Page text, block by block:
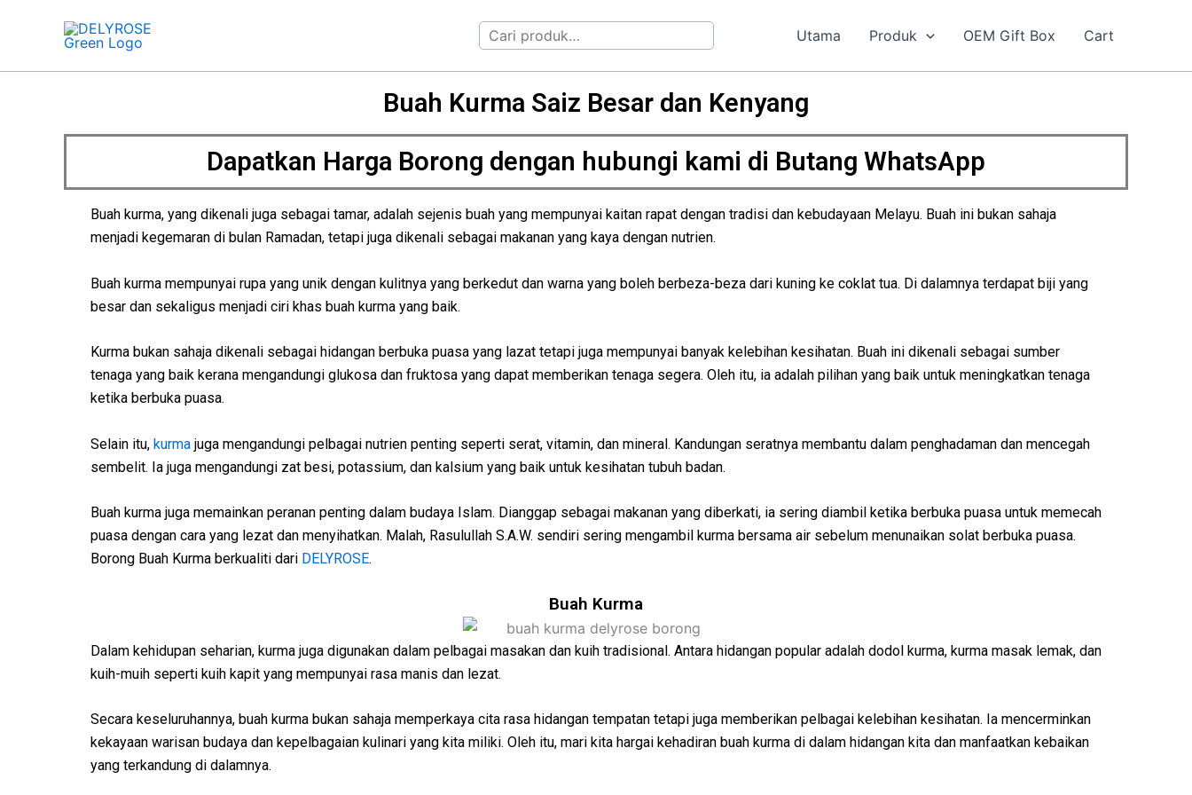
Utama
Produk OEM Gift Box Cart
Buah Kurma Saiz Besar dan Kenyang
Dapatkan Harga Borong dengan hubungi kami di Butang WhatsApp
Buah kurma, yang dikenali juga sebagai tamar, adalah sejenis buah yang mempunyai kaitan rapat dengan tradisi dan kebudayaan Melayu. Buah ini bukan sahaja
menjadi kegemaran di bulan Ramadan, tetapi juga dikenali sebagai makanan yang kaya dengan nutrien.
Buah kurma mempunyai rupa yang unik dengan kulitnya yang berkedut dan warna yang boleh berbeza-beza dari kuning ke coklat tua. Di dalamnya terdapat biji yang
besar dan sekaligus menjadi ciri khas buah kurma yang baik.
Kurma bukan sahaja dikenali sebagai hidangan berbuka puasa yang lazat tetapi juga mempunyai banyak kelebihan kesihatan. Buah ini dikenali sebagai sumber
tenaga yang baik kerana mengandungi glukosa dan fruktosa yang dapat memberikan tenaga segera. Oleh itu, ia adalah pilihan yang baik untuk meningkatkan tenaga
ketika berbuka puasa.
Selain itu, kurma juga mengandungi pelbagai nutrien penting seperti serat, vitamin, dan mineral. Kandungan seratnya membantu dalam penghadaman dan mencegah
sembelit. Ia juga mengandungi zat besi, potassium, dan kalsium yang baik untuk kesihatan tubuh badan.
Buah kurma juga memainkan peranan penting dalam budaya Islam. Dianggap sebagai makanan yang diberkati, ia sering diambil ketika berbuka puasa untuk memecah
puasa dengan cara yang lezat dan menyihatkan. Malah, Rasulullah S.A.W. sendiri sering mengambil kurma bersama air sebelum menunaikan solat berbuka puasa.
Borong Buah Kurma berkualiti dari DELYROSE.
Buah Kurma
Dalam kehidupan seharian, kurma juga digunakan dalam pelbagai masakan dan kuih tradisional. Antara hidangan popular adalah dodol kurma, kurma masak lemak, dan
kuih-muih seperti kuih kapit yang mempunyai rasa manis dan lezat.
Secara keseluruhannya, buah kurma bukan sahaja memperkaya cita rasa hidangan tempatan tetapi juga memberikan pelbagai kelebihan kesihatan. Ia mencerminkan
kekayaan warisan budaya dan kepelbagaian kulinari yang kita miliki. Oleh itu, mari kita hargai kehadiran buah kurma di dalam hidangan kita dan manfaatkan kebaikan
yang terkandung di dalamnya.